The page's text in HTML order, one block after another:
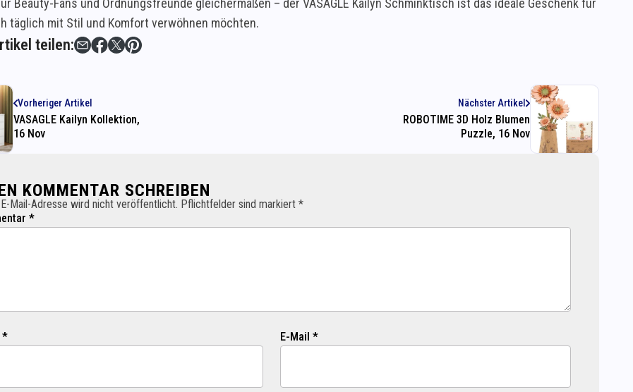
Beauty-Fans und Ordnungsfreunde gleichermaßen – der VASAGLE Kailyn Schminktisch ist das ideale Geschenk für
täglich mit Stil und Komfort verwöhnen möchten.
teilen:
Vorheriger Artikel
VASAGLE Kailyn Kollektion,
16 Nov
Nächster Artikel
ROBOTIME 3D Holz Blumen
Puzzle, 16 Nov
KOMMENTAR SCHREIBEN
E-Mail-Adresse wird nicht veröffentlicht. Pflichtfelder sind markiert *
*
* E-Mail *